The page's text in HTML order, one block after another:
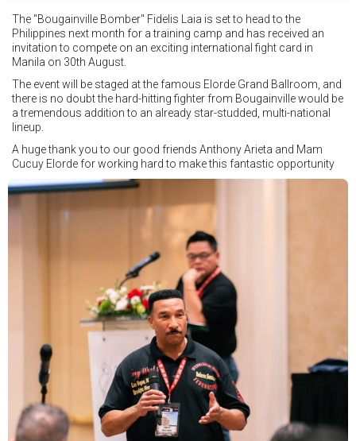
The "Bougainville Bomber" Fidelis Laia is set to head to the
Philippines next month for a training camp and has received an
invitation to compete on an exciting international fight card in
Manila on 30th August.
The event will be staged at the famous Elorde Grand Ballroom, and
there is no doubt the hard-hitting fighter from Bougainville would be
a tremendous addition to an already star-studded, multi-national
lineup.
A huge thank you to our good friends Anthony Arieta and Mam
Cucuy Elorde for working hard to make this fantastic opportunity
We hope to have some exciting news to share very soon!